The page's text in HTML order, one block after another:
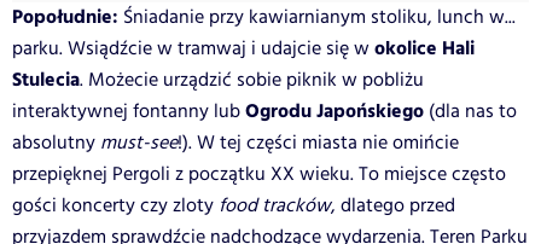
Popołudnie: Śniadanie przy kawiarnianym stoliku, lunch w...
parku. Wsiądźcie w tramwaj i udajcie się w okolice Hali
Stulecia. Możecie urządzić sobie piknik w pobliżu
interaktywnej fontanny lubOgrodu Japońskiego (dla nas to
absolutny must-see!). W tej części miasta nie omińcie
przepięknej Pergoli z początku XX wieku. To miejsce często
gości koncerty czy zloty food tracków, dlatego przed
przyjazdem sprawdźcie nadchodzące wydarzenia. Teren Parku